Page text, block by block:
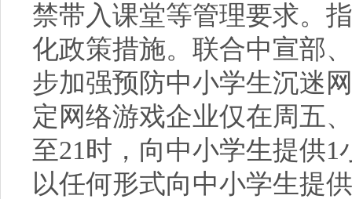
禁带入课堂等管理要求。
化政策措施。联合中宣部
步加强预防中小学生沉迷
定网络游戏企业仅在周五
至21时，向中小学生提供
以任何形式向中小学生提